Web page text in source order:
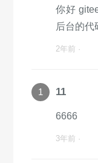
你好
后台的代
2年前 ·
1 11
6666
3年前 ·